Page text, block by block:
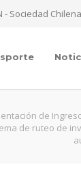
- Sociedad
de
de ruteo de